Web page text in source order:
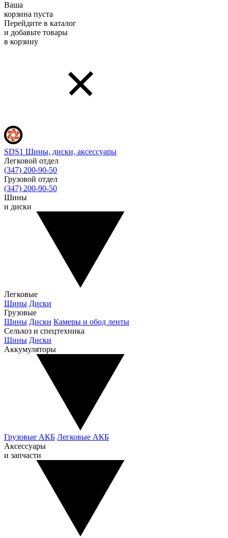
Ваша
корзина пуста
Перейдите в каталог
и добавьте товары
в корзину
SDS1 Шины, диски, аксессуары
Легковой отдел
(347) 200-90-50
Грузовой отдел
(347) 200-90-50
Шины
и диски
Легковые
Шины Диски
Грузовые
Шины Диски Камеры и обод ленты
Сельхоз и спецтехника
Шины Диски
Аккумуляторы
Грузовые АКБ Легковые АКБ
Аксессуары
и запчасти